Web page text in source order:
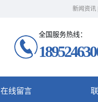
新闻资讯
全国服务热线：
在线留言